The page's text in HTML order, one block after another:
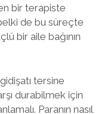
bir terapiste
de bu süreçte
bir aile bağının
tersine
durabilmek için
Paranın nasıl